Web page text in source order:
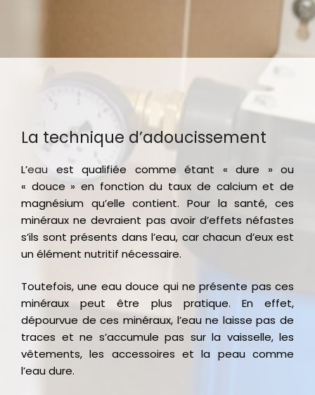
La technique d’adoucissement
L’eau est qualifiée comme étant « dure » ou
« douce » en fonction du taux de calcium et de
magnésium qu’elle contient. Pour la santé, ces
minéraux ne devraient pas avoir d’effets néfastes
s’ils sont présents dans l’eau, car chacun d’eux est
un élément nutritif nécessaire.
Toutefois, une eau douce qui ne présente pas ces
minéraux peut être plus pratique. En effet,
dépourvue de ces minéraux, l’eau ne laisse pas de
traces et ne s’accumule pas sur la vaisselle, les
vêtements, les accessoires et la peau comme
l’eau dure.